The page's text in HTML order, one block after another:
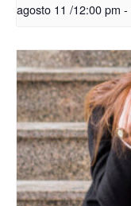
agosto 11 /12:00 pm -